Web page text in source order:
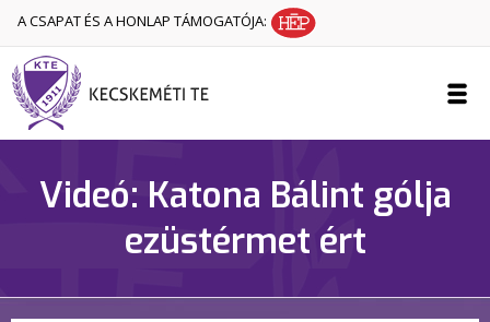
A CSAPAT ÉS A HONLAP TÁMOGATÓJA:
Videó: Katona Bálint gólja
ezüstérmet ért